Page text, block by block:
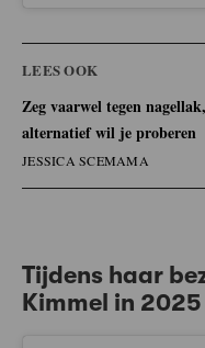
LEES OOK
Zeg vaarwel tegen
alternatief wil je proberen
JESSICA SCEMAMA
Tijdens haar
Kimmel in 2025